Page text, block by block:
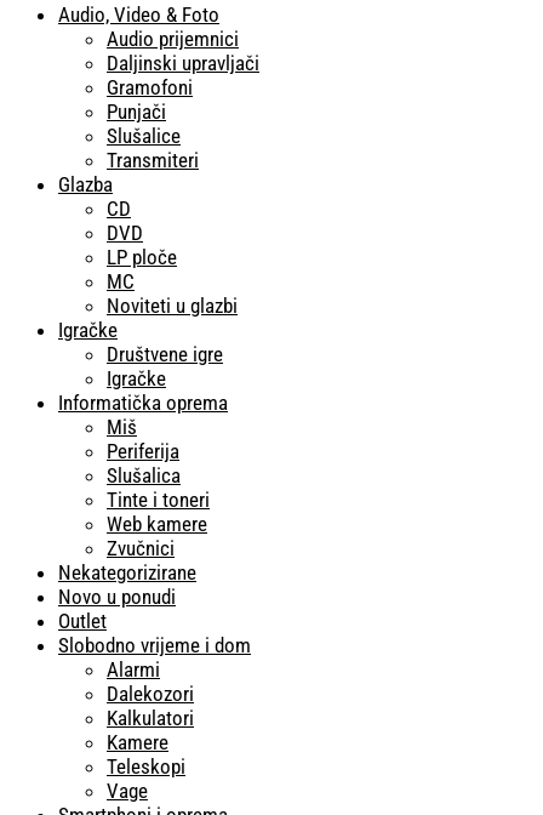
Audio, Video & Foto
Audio prijemnici
Daljinski upravljači
Gramofoni
Punjači
Slušalice
Transmiteri
Glazba
CD
DVD
LP ploče
MC
Noviteti u glazbi
Igračke
Društvene igre
Igračke
Informatička oprema
Miš
Periferija
Slušalica
Tinte i toneri
Web kamere
Zvučnici
Nekategorizirane
Novo u ponudi
Outlet
Slobodno vrijeme i dom
Alarmi
Dalekozori
Kalkulatori
Kamere
Teleskopi
Vage